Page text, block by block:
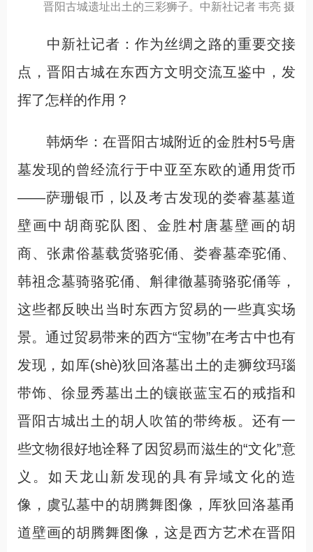
晋阳古城遗址出土的三彩狮子。中新社记者 韦亮 摄
中新社记者：作为丝绸之路的重要交接
点，晋阳古城在东西方文明交流互鉴中，发
挥了怎样的作用？
韩炳华：在晋阳古城附近的金胜村5号唐
墓发现的曾经流行于中亚至东欧的通用货币
——萨珊银币，以及考古发现的娄睿墓墓道
壁画中胡商驼队图、金胜村唐墓壁画的胡
商、张肃俗墓载货骆驼俑、娄睿墓牵驼俑、
韩祖念墓骑骆驼俑、斛律徹墓骑骆驼俑等，
这些都反映出当时东西方贸易的一些真实场
景。通过贸易带来的西方“宝物”在考古中也有
发现，如厍(shè)狄回洛墓出土的走狮纹玛瑙
带饰、徐显秀墓出土的镶嵌蓝宝石的戒指和
晋阳古城出土的胡人吹笛的带绔板。还有一
些文物很好地诠释了因贸易而滋生的“文化”意
义。如天龙山新发现的具有异域文化的造
像，虞弘墓中的胡腾舞图像，厍狄回洛墓甬
道壁画的胡腾舞图像，这是西方艺术在晋阳